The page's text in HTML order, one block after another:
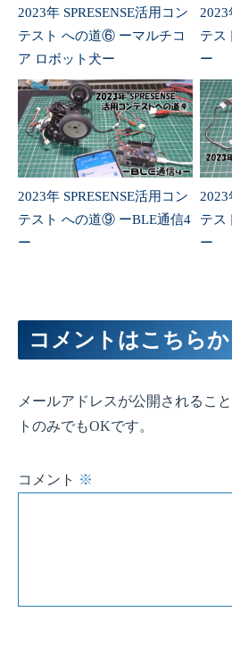
2023年 SPRESENSE活用コン
テスト への道⑥ ーマルチコ
ア ロボット犬ー
2023
テス
ー
2023年 SPRESENSE活用コン
テスト への道⑨ ーBLE通信4
ー
2023
テス
ー
コメントはこちらか
メールアドレスが公開されるこ
トのみでもOKです。
コメント ※